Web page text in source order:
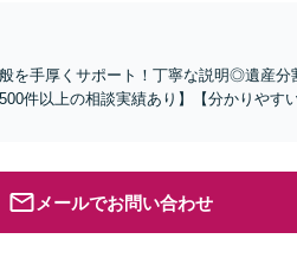
を手厚くサポート！丁寧な説明◎遺産分
件以上の相談実績あり】【分かりやす
メールでお問い合わせ